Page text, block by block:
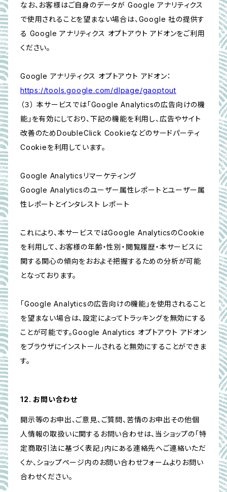
なお、お客様はご自身のデータが Google アナリティクス
で使用されることを望まない場合は、Google 社の提供す
る Google アナリティクス オプトアウト アドオンをご利用
ください。
Google アナリティクス オプトアウト アドオン：
https://tools.google.com/dlpage/gaoptout
（３） 本サービスでは「Google Analyticsの広告向けの機
能」を有効にしており、下記の機能を利用し、広告やサイト
改善のためDoubleClick Cookieなどのサードパーティ
Cookieを利用しています。
Google Analyticsリマーケティング
Google Analyticsのユーザー属性レポートとユーザー属
性レポートとインタレスト レポート
これにより、本サービスではGoogle AnalyticsのCookie
を利用して、お客様の年齢・性別・閲覧履歴・本サービスに
関する関心の傾向をおおよそ把握するための分析が可能
となっております。
「Google Analyticsの広告向けの機能」を使用されること
を望まない場合は、設定によってトラッキングを無効にする
ことが可能です。Google Analytics オプトアウト アドオン
をブラウザにインストールされると無効にすることができま
す。
12. お問い合わせ
開示等のお申出、ご意見、ご質問、苦情のお申出その他個
人情報の取扱いに関するお問い合わせは、当ショップの「特
定商取引法に基づく表記」内にある連絡先へご連絡いただ
くか、ショップページ内のお問い合わせフォームよりお問い
合わせください。